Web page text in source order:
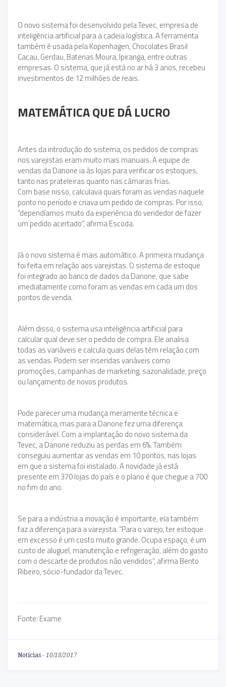
O novo sistema foi desenvolvido pela Tevec, empresa de
inteligência artificial para a cadeia logística. A ferramenta
também é usada pela Kopenhagen, Chocolates Brasil
Cacau, Gerdau, Baterias Moura, Ipiranga, entre outras
empresas. O sistema, que já está no ar há 3 anos, recebeu
investimentos de 12 milhões de reais.
MATEMÁTICA QUE DÁ LUCRO
Antes da introdução do sistema, os pedidos de compras
nos varejistas eram muito mais manuais. A equipe de
vendas da Danone ia às lojas para verificar os estoques,
tanto nas prateleiras quanto nas câmaras frias.
Com base nisso, calculava quais foram as vendas naquele
ponto no período e criava um pedido de compras. Por isso,
“dependíamos muito da experiência do vendedor de fazer
um pedido acertado”, afirma Escoda.
Já o novo sistema é mais automático. A primeira mudança
foi feita em relação aos varejistas. O sistema de estoque
foi integrado ao banco de dados da Danone, que sabe
imediatamente como foram as vendas em cada um dos
pontos de venda.
Além disso, o sistema usa inteligência artificial para
calcular qual deve ser o pedido de compra. Ele analisa
todas as variáveis e calcula quais delas têm relação com
as vendas. Podem ser inseridas variáveis como
promoções, campanhas de marketing, sazonalidade, preço
ou lançamento de novos produtos.
Pode parecer uma mudança meramente técnica e
matemática, mas para a Danone fez uma diferença
considerável. Com a implantação do novo sistema da
Tevec, a Danone reduziu as perdas em 6%. Também
conseguiu aumentar as vendas em 10 pontos, nas lojas
em que o sistema foi instalado. A novidade já está
presente em 370 lojas do país e o plano é que chegue a 700
no fim do ano.
Se para a indústria a inovação é importante, ela também
faz a diferença para a varejista. “Para o varejo, ter estoque
em excesso é um custo muito grande. Ocupa espaço, é um
custo de aluguel, manutenção e refrigeração, além do gasto
com o descarte de produtos não vendidos”, afirma Bento
Ribeiro, sócio-fundador da Tevec.
Fonte: Exame
Notícias - 10/18/2017